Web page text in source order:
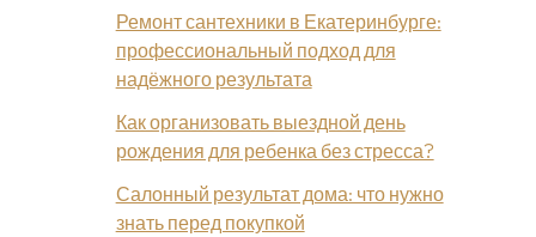
Ремонт сантехники в Екатеринбурге:
профессиональный подход для
надёжного результата
Как организовать выездной день
рождения для ребенка без стресса?
Салонный результат дома: что нужно
знать перед покупкой